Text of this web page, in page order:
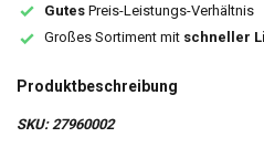
Gutes Preis-Leistungs-Verhältnis
Großes Sortiment mit schneller
Produktbeschreibung
SKU: 27960002